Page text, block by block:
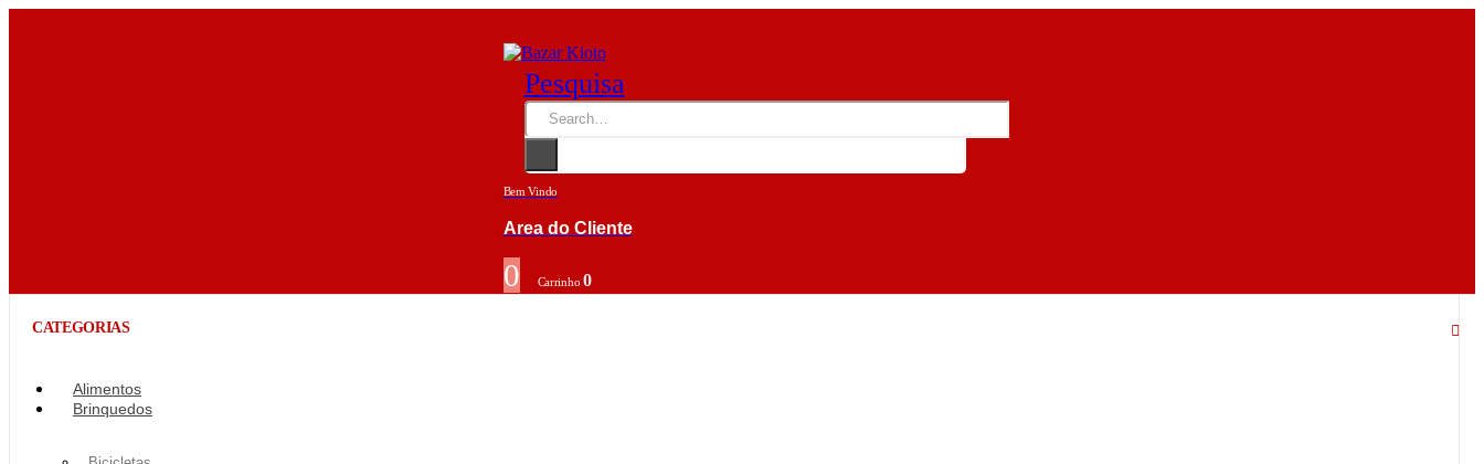
Pesquisa
Bem Vindo
Area do Cliente
0 Carrinho0
CATEGORIAS
Alimentos
Brinquedos